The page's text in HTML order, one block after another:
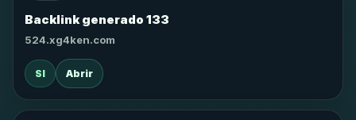
Backlink generado 133
524.xg4ken.com
SI Abrir